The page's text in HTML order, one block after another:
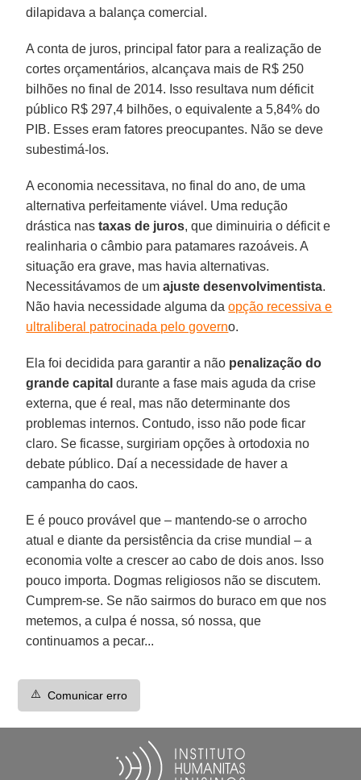
dilapidava a balança comercial.
A conta de juros, principal fator para a realização de
cortes orçamentários, alcançava mais de R$ 250
bilhões no final de 2014. Isso resultava num déficit
público R$ 297,4 bilhões, o equivalente a 5,84% do
PIB. Esses eram fatores preocupantes. Não se deve
subestimá-los.
A economia necessitava, no final do ano, de uma
alternativa perfeitamente viável. Uma redução
drástica nastaxas de juros, que diminuiria o déficit e
realinharia o câmbio para patamares razoáveis. A
situação era grave, mas havia alternativas.
Necessitávamos de umajuste desenvolvimentista.
Não havia necessidade alguma daopção recessiva e
ultraliberal patrocinada pelo governo.
Ela foi decidida para garantir a não penalização do
grande capital durante a fase mais aguda da crise
externa, que é real, mas não determinante dos
problemas internos. Contudo, isso não pode ficar
claro. Se ficasse, surgiriam opções à ortodoxia no
debate público. Daí a necessidade de haver a
campanha do caos.
E é pouco provável que – mantendo-se o arrocho
atual e diante da persistência da crise mundial – a
economia volte a crescer ao cabo de dois anos. Isso
pouco importa. Dogmas religiosos não se discutem.
Cumprem-se. Se não sairmos do buraco em que nos
metemos, a culpa é nossa, só nossa, que
continuamos a pecar...
⚠️ Comunicar erro